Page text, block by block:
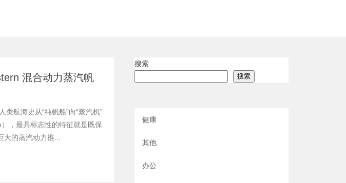
混合动力蒸汽帆
航海史从“纯帆船”向“蒸汽机”
，最具标志性的特征就是既保
的蒸汽动力推...
搜索
搜索
健康
其他
办公